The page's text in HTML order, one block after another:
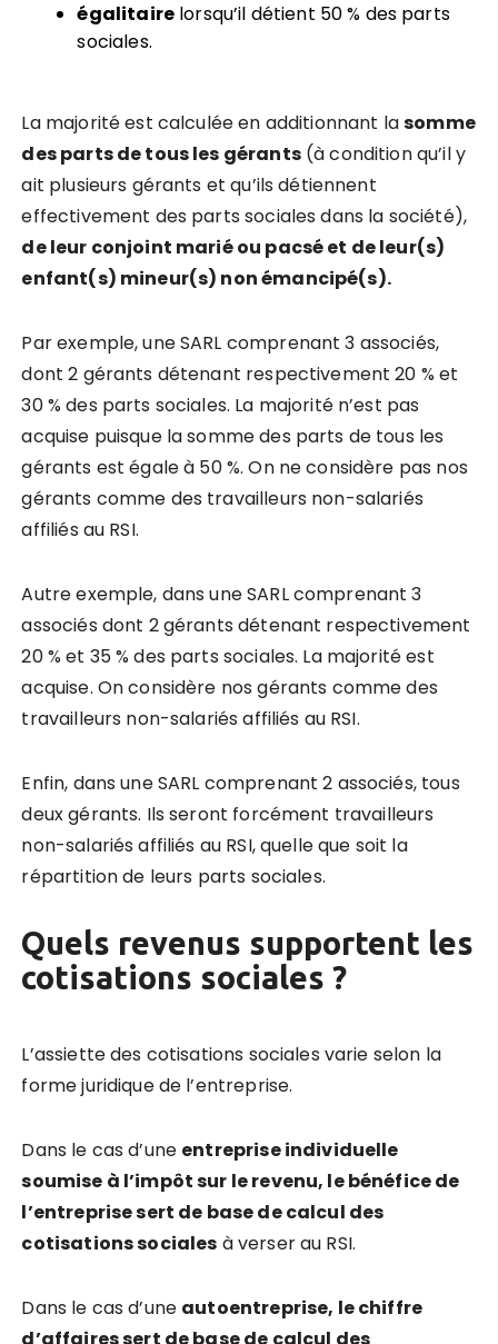
égalitairelorsqu’il détient 50 % des parts
sociales.
La majorité est calculée en additionnant lasomme
des parts de tous les gérants(à condition qu’il y
ait plusieurs gérants et qu’ils détiennent
effectivement des parts sociales dans la société),
de leur conjoint marié ou pacsé et de leur(s)
enfant(s) mineur(s) non émancipé(s).
Par exemple, une SARL comprenant 3 associés,
dont 2 gérants détenant respectivement 20 % et
30 % des parts sociales. La majorité n’est pas
acquise puisque la somme des parts de tous les
gérants est égale à 50 %. On ne considère pas nos
gérants comme des travailleurs non-salariés
affiliés au RSI.
Autre exemple, dans une SARL comprenant 3
associés dont 2 gérants détenant respectivement
20 % et 35 % des parts sociales. La majorité est
acquise. On considère nos gérants comme des
travailleurs non-salariés affiliés au RSI.
Enfin, dans une SARL comprenant 2 associés, tous
deux gérants. Ils seront forcément travailleurs
non-salariés affiliés au RSI, quelle que soit la
répartition de leurs parts sociales.
Quels revenus supportent les
cotisations sociales ?
L’assiette des cotisations sociales varie selon la
forme juridique de l’entreprise.
Dans le cas d’une entreprise individuelle
soumise à l’impôt sur le revenu, le bénéfice de
l’entreprise sert de base de calcul des
cotisations sociales à verser au RSI.
Dans le cas d’une autoentreprise, le chiffre